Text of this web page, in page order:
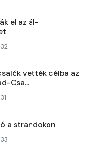
el az ál-
32
vették célba az
Csa...
31
a strandokon
33